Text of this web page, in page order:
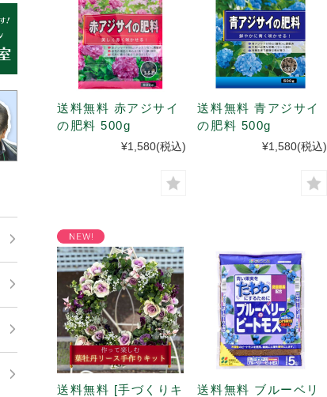
送料無料 赤アジサイ
の肥料 500g
¥1,580(税込)
送料無料 青アジサイ
の肥料 500g
¥1,580(税込)
送料無料 [手づくりキ
送料無料 ブルーベリ